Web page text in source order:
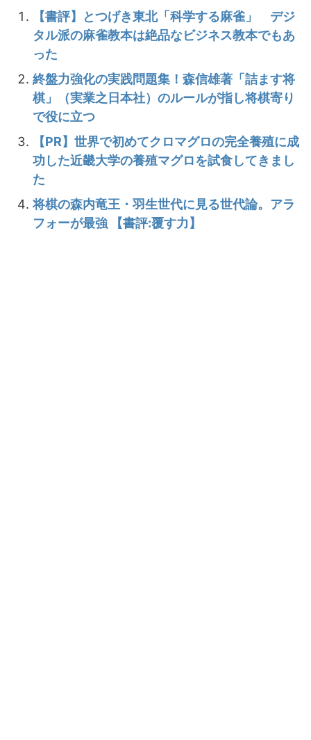
【書評】とつげき東北「科学する麻雀」 デジ
タル派の麻雀教本は絶品なビジネス教本でもあ
った
終盤力強化の実践問題集！森信雄著「詰ます将
棋」（実業之日本社）のルールが指し将棋寄り
で役に立つ
【PR】世界で初めてクロマグロの完全養殖に成
功した近畿大学の養殖マグロを試食してきまし
た
将棋の森内竜王・羽生世代に見る世代論。アラ
フォーが最強 【書評:覆す力】